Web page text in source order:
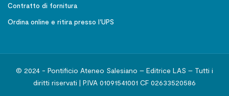
Contratto di fornitura
Ordina online e ritira presso l'UPS
© 2024 - Pontificio Ateneo Salesiano – Editrice LAS – Tutti i
diritti riservati | P.IVA 01091541001 CF 02633520586